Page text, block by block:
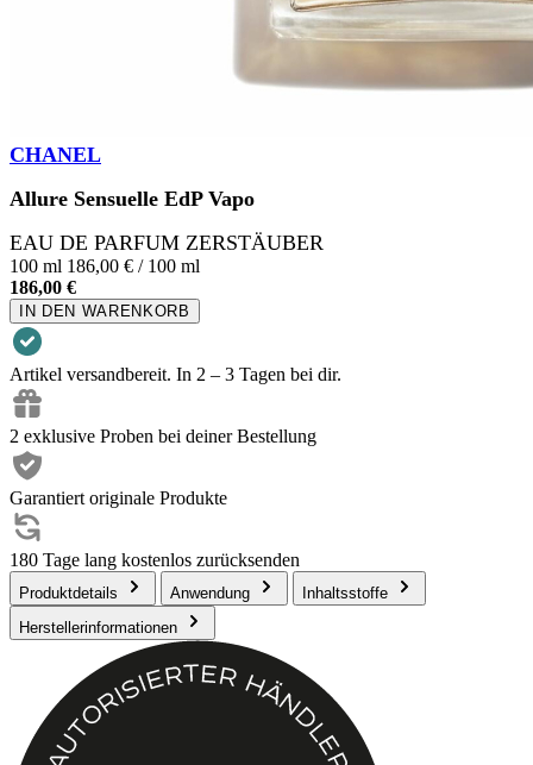
CHANEL
Allure Sensuelle EdP Vapo
EAU DE PARFUM ZERSTÄUBER
100 ml 186,00 € / 100 ml
186,00 €
IN DEN WARENKORB
Artikel versandbereit. In 2 – 3 Tagen bei dir.
2 exklusive Proben bei deiner Bestellung
Garantiert originale Produkte
180 Tage lang kostenlos zurücksenden
Produktdetails Anwendung
Inhaltsstoffe
Herstellerinformationen